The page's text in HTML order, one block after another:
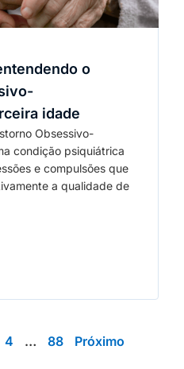
o
idade
Obsessivo-
condição psiquiátrica
e compulsões que
a qualidade de
4 … 88 Próximo